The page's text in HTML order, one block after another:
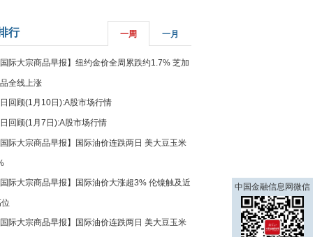
行 一周 一月
国际大宗商品早报】纽约金价全周累跌约1.7% 芝加
全线上涨
回顾(1月10日):A股市场行情
回顾(1月7日):A股市场行情
国际大宗商品早报】国际油价连跌两日 美大豆玉米
国际大宗商品早报】国际油价大涨超3% 伦镍触及近
国际大宗商品早报】国际油价连跌两日 美大豆玉米
中国金融信息网微信